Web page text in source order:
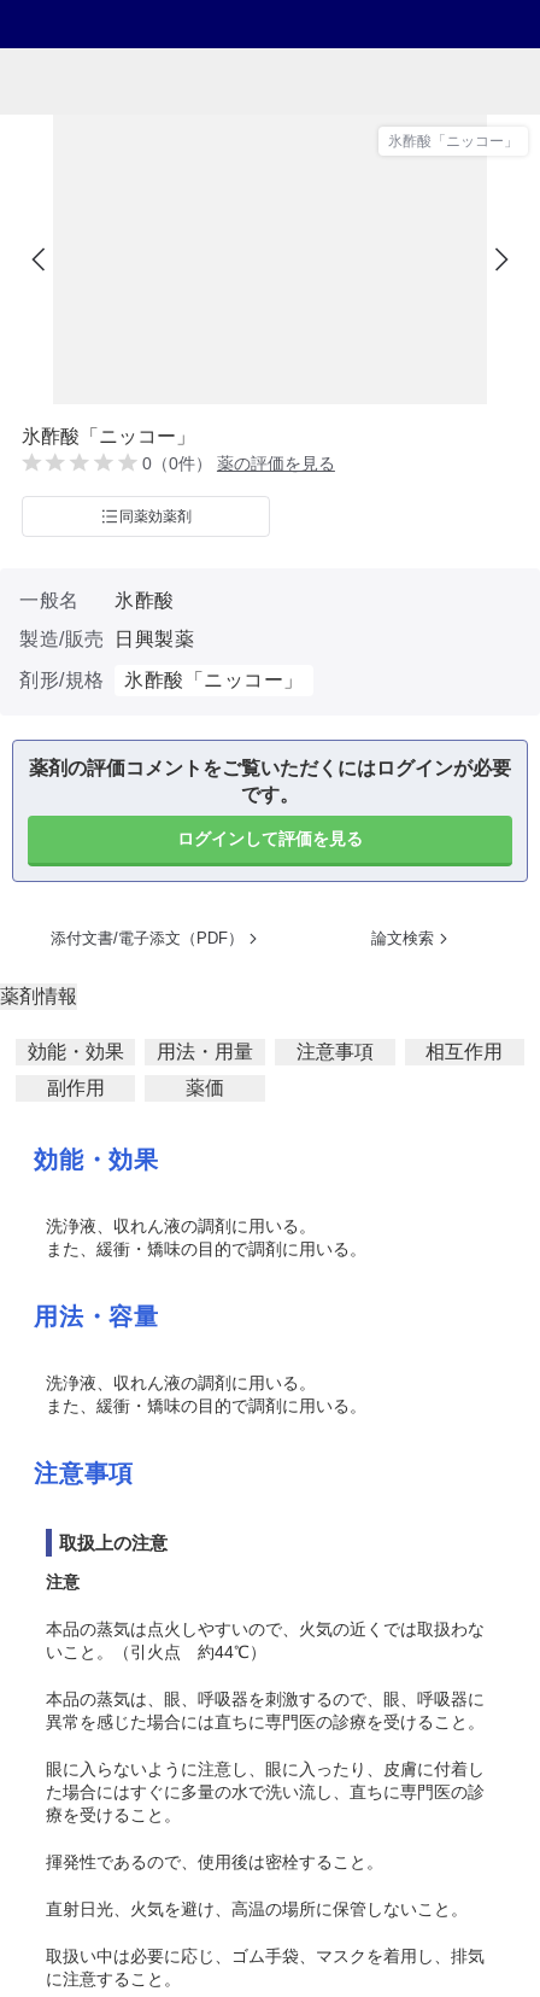
氷酢酸「ニッコー」
氷酢酸「ニッコー」
0（0件） 薬の評価を見る
同薬効薬剤
一般名
氷酢酸
製造/販売
日興製薬
剤形/規格
氷酢酸「ニッコー」
薬剤の評価コメントをご覧いただくにはログインが必要
です。
ログインして評価を見る
添付文書/電子添文（PDF） 論文検索
薬剤情報
効能・効果 用法・用量 注意事項
相互作用
副作用
薬価
効能・効果
洗浄液、収れん液の調剤に用いる。
また、緩衝・矯味の目的で調剤に用いる。
用法・容量
洗浄液、収れん液の調剤に用いる。
また、緩衝・矯味の目的で調剤に用いる。
注意事項
取扱上の注意
注意
本品の蒸気は点火しやすいので、火気の近くでは取扱わな
いこと。（引火点 約44℃）
本品の蒸気は、眼、呼吸器を刺激するので、眼、呼吸器に
異常を感じた場合には直ちに専門医の診療を受けること。
眼に入らないように注意し、眼に入ったり、皮膚に付着し
た場合にはすぐに多量の水で洗い流し、直ちに専門医の診
療を受けること。
揮発性であるので、使用後は密栓すること。
直射日光、火気を避け、高温の場所に保管しないこと。
取扱い中は必要に応じ、ゴム手袋、マスクを着用し、排気
に注意すること。